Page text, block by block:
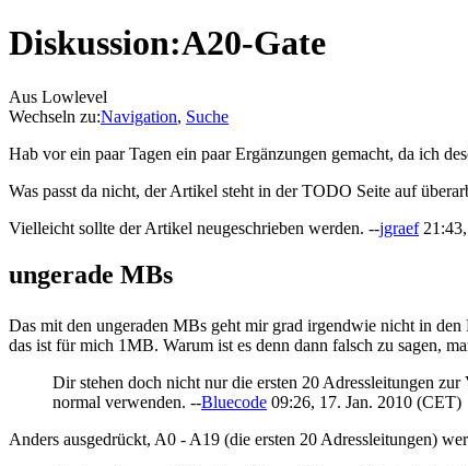
Diskussion:A20-Gate
Aus Lowlevel
Wechseln zu:Navigation, Suche
Hab vor ein paar Tagen ein paar Ergänzungen gemacht, da ich
Was passt da nicht, der Artikel steht in der TODO Seite auf
Vielleicht sollte der Artikel neugeschrieben werden. --jgraef21:43,
ungerade MBs
Das mit den ungeraden MBs geht mir grad irgendwie nicht in
das ist für mich 1MB. Warum ist es denn dann falsch zu sagen,
Dir stehen doch nicht nur die ersten 20 Adressleitungen
normal verwenden. --Bluecode 09:26, 17. Jan. 2010 (CET)
Anders ausgedrückt, A0 - A19 (die ersten 20 Adressleitungen)